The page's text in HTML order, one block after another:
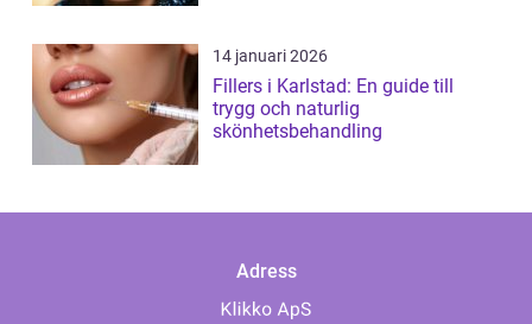
14 januari 2026
Fillers i Karlstad: En guide till
trygg och naturlig
skönhetsbehandling
Adress